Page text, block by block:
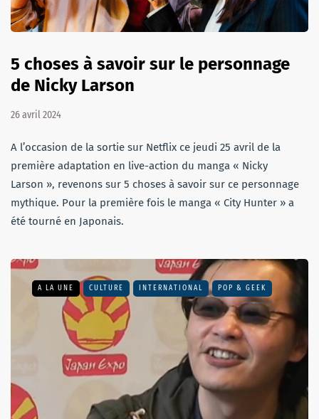
5 choses à savoir sur le personnage
de Nicky Larson
26 avril 2024
A l’occasion de la sortie sur Netflix ce jeudi 25 avril de la
première adaptation en live-action du manga « Nicky
Larson », revenons sur 5 choses à savoir sur ce personnage
mythique. Pour la première fois le manga « City Hunter » a
été tourné en Japonais.
A LA UNE CULTURE INTERNATIONAL POP & GEEK